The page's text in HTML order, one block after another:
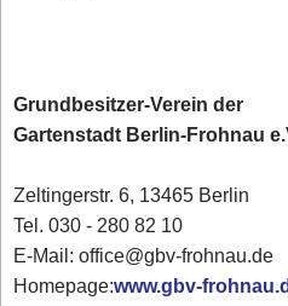
Grundbesitzer-Verein der
Gartenstadt Berlin-Frohnau
Zeltingerstr. 6, 13465 Berlin
Tel. 030 - 280 82 10
E-Mail: office@gbv-frohnau.de
Homepage:www.gbv-